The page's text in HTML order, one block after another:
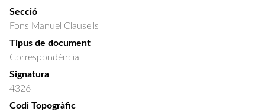
Secció
Fons Manuel Clausells
Tipus de document
Correspondència
Signatura
4326
Codi Topogràfic